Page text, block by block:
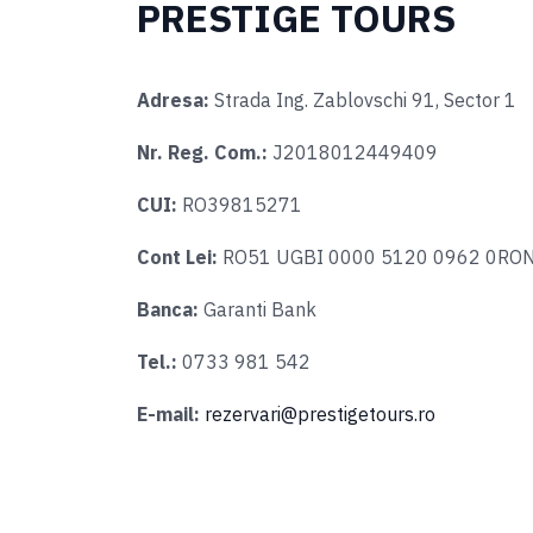
PRESTIGE TOURS
Adresa: Strada Ing. Zablovschi 91, Sector 1
Nr. Reg. Com.: J2018012449409
CUI: RO39815271
Cont Lei: RO51 UGBI 0000 5120 0962
Banca: Garanti Bank
Tel.: 0733 981 542
E-mail: rezervari@prestigetours.ro